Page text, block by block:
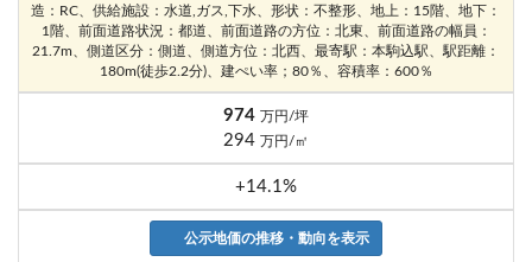
造：RC、供給施設：水道,ガス,下水、形状：不整形、地上：15階、地下：
1階、前面道路状況：都道、前面道路の方位：北東、前面道路の幅員：
21.7m、側道区分：側道、側道方位：北西、最寄駅：本駒込駅、駅距離：
180m(徒歩2.2分)、建ぺい率；80％、容積率：600％
974 万円/坪
294 万円/㎡
+14.1%
公示地価の推移・動向を表示